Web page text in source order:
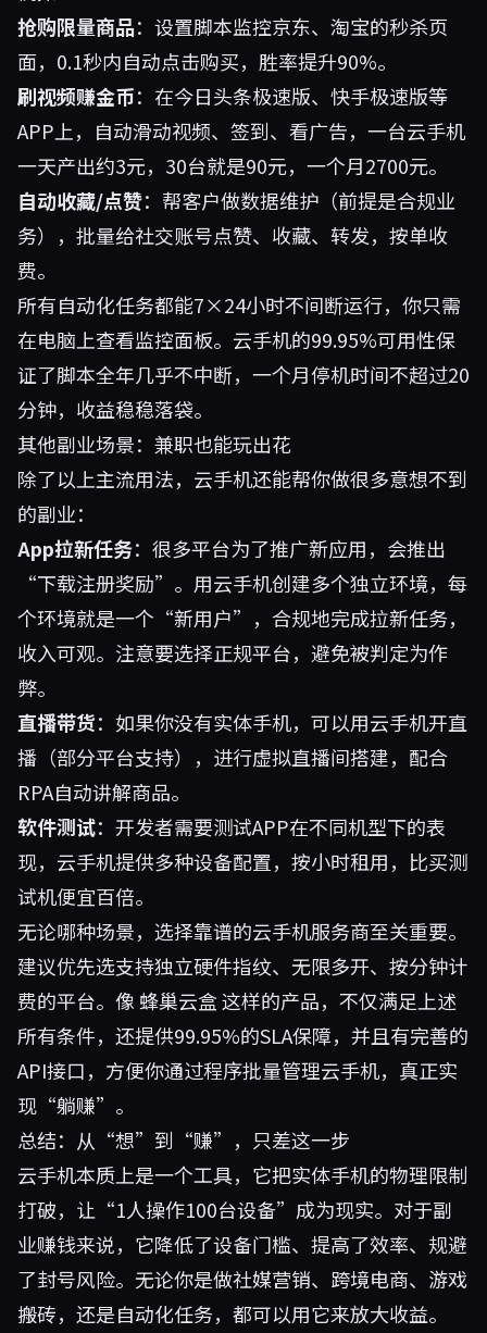
抢购限量商品：设置脚本监控京东、淘宝的秒杀页
面，0.1秒内自动点击购买，胜率提升90%。
刷视频赚金币：在今日头条极速版、快手极速版等
APP上，自动滑动视频、签到、看广告，一台云手机
一天产出约3元，30台就是90元，一个月2700元。
自动收藏/点赞：帮客户做数据维护（前提是合规业
务），批量给社交账号点赞、收藏、转发，按单收
费。
所有自动化任务都能7×24小时不间断运行，你只需
在电脑上查看监控面板。云手机的99.95%可用性保
证了脚本全年几乎不中断，一个月停机时间不超过20
分钟，收益稳稳落袋。
其他副业场景：兼职也能玩出花
除了以上主流用法，云手机还能帮你做很多意想不到
的副业：
App拉新任务：很多平台为了推广新应用，会推出
“下载注册奖励”。用云手机创建多个独立环境，每
个环境就是一个“新用户”，合规地完成拉新任务，
收入可观。注意要选择正规平台，避免被判定为作
弊。
直播带货：如果你没有实体手机，可以用云手机开直
播（部分平台支持），进行虚拟直播间搭建，配合
RPA自动讲解商品。
软件测试：开发者需要测试APP在不同机型下的表
现，云手机提供多种设备配置，按小时租用，比买测
试机便宜百倍。
无论哪种场景，选择靠谱的云手机服务商至关重要。
建议优先选支持独立硬件指纹、无限多开、按分钟计
费的平台。像 蜂巢云盒这样的产品，不仅满足上述
所有条件，还提供99.95%的SLA保障，并且有完善的
API接口，方便你通过程序批量管理云手机，真正实
现“躺赚”。
总结：从“想”到“赚”，只差这一步
云手机本质上是一个工具，它把实体手机的物理限制
打破，让“1人操作100台设备”成为现实。对于副
业赚钱来说，它降低了设备门槛、提高了效率、规避
了封号风险。无论你是做社媒营销、跨境电商、游戏
搬砖，还是自动化任务，都可以用它来放大收益。